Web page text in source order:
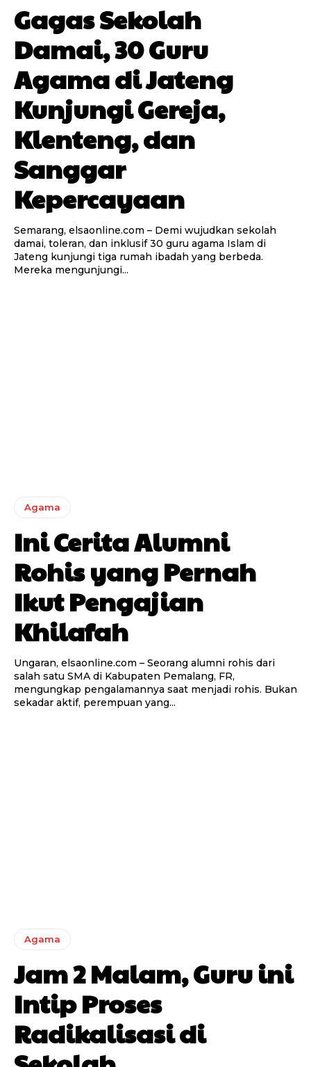
Gagas Sekolah
Damai, 30 Guru
Agama di Jateng
Kunjungi Gereja,
Klenteng, dan
Sanggar
Kepercayaan
Semarang, elsaonline.com – Demi wujudkan sekolah
damai, toleran, dan inklusif 30 guru agama Islam di
Jateng kunjungi tiga rumah ibadah yang berbeda.
Mereka mengunjungi...
Agama
Ini Cerita Alumni
Rohis yang Pernah
Ikut Pengajian
Khilafah
Ungaran, elsaonline.com – Seorang alumni rohis dari
salah satu SMA di Kabupaten Pemalang, FR,
mengungkap pengalamannya saat menjadi rohis. Bukan
sekadar aktif, perempuan yang...
Agama
Jam 2 Malam, Guru ini
Intip Proses
Radikalisasi di